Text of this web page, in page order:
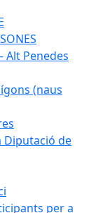
Alt Penedes
(naus
Diputació de
per a